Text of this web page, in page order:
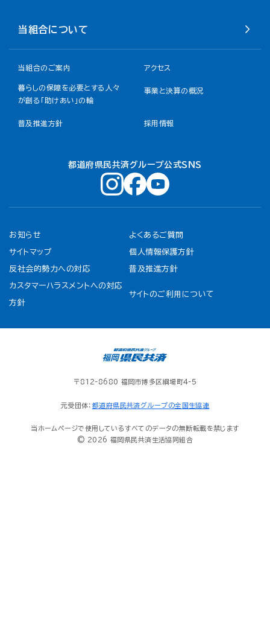
当組合について
当組合のご案内 アクセス
暮らしの保障を必要とする人々
が創る「助けあい」の輪
事業と決算の概況
普及推進方針 採用情報
都道府県民共済グループ公式ＳＮＳ
お知らせ よくあるご質問
サイトマップ 個人情報保護方針
反社会的勢力への対応 普及推進方針
カスタマーハラスメントへの対応
方針
サイトのご利用について
〒812-8680 福岡市博多区綱場町4-5
元受団体： 都道府県民共済グループの全国生協連
当ホームページで使用しているすべてのデータの無断転載を禁じます
© 2026 福岡県民共済生活協同組合